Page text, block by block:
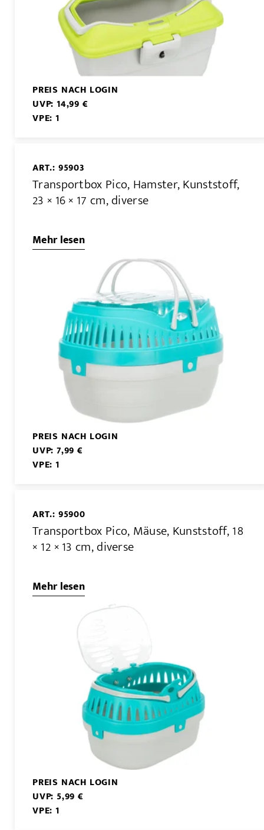
PREIS NACH LOGIN
UVP: 14,99 €
VPE: 1
ART.: 95903
Transportbox Pico, Hamster, Kunststoff,
23 × 16 × 17 cm, diverse
Mehr lesen
PREIS NACH LOGIN
UVP: 7,99 €
VPE: 1
ART.: 95900
Transportbox Pico, Mäuse, Kunststoff, 18
× 12 × 13 cm, diverse
Mehr lesen
PREIS NACH LOGIN
UVP: 5,99 €
VPE: 1